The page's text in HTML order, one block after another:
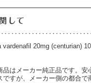
vardenafil 20mg (centurian)
品はメーカー純正品です。安
すが、メーカー側の都合で